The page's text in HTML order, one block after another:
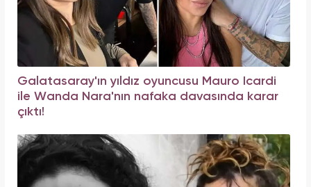
Galatasaray'ın yıldız oyuncusu Mauro Icardi
ile Wanda Nara'nın nafaka davasında karar
çıktı!